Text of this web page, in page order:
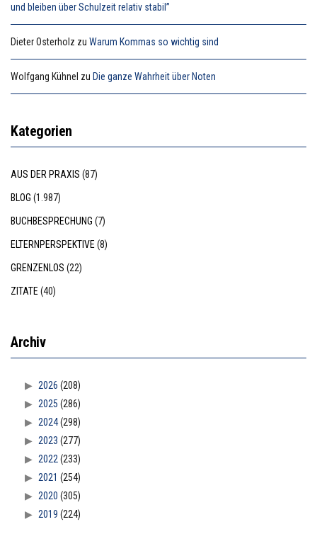
und bleiben über Schulzeit relativ stabil”
Dieter Osterholz zu Warum Kommas so wichtig sind
Wolfgang Kühnel zu Die ganze Wahrheit über Noten
Kategorien
AUS DER PRAXIS (87)
BLOG (1.987)
BUCHBESPRECHUNG (7)
ELTERNPERSPEKTIVE (8)
GRENZENLOS (22)
ZITATE (40)
Archiv
2026 (208)
2025 (286)
2024(298)
2023 (277)
2022 (233)
2021 (254)
2020 (305)
2019 (224)